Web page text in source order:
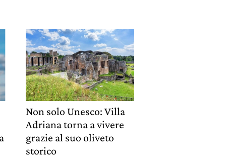
Non solo Unesco: Villa
Adriana torna a vivere
grazie al suo oliveto
storico